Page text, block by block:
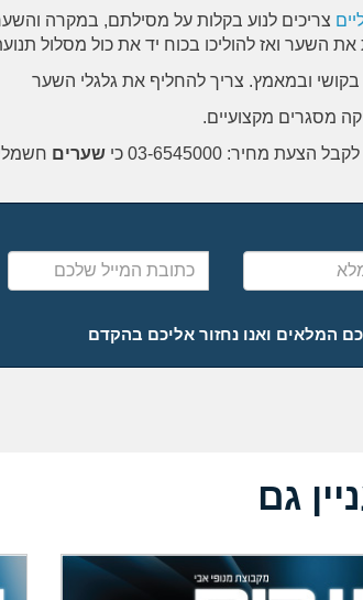
צריכים לנוע בקלות על מסילתם, במקרה
השער ואז להוליכו בכוח יד את כול מסלול
ובמאמץ. צריך להחליף את גלגלי השער
מסגרים מקצועיים.
הצעת מחיר: 03-6545000 כי
שערים
כתובת
המייל
המלאים ואנו נחזור אליכם בהקדם
גם